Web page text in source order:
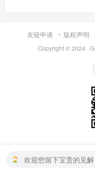
友链申请 版权声明
Copyright © 2024 ·
欢迎您留下宝贵的见解